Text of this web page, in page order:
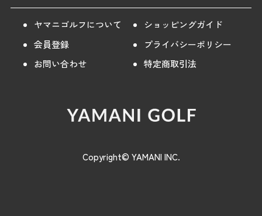
ヤマニゴルフについて
ショッピングガイド
会員登録
プライバシーポリシー
お問い合わせ
特定商取引法
Copyright© YAMANI INC.